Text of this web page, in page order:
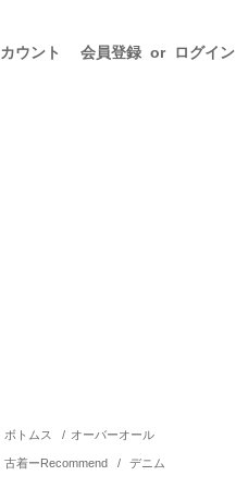
ウント 会員登録 or ログイン
ボトムス / オーバーオール
古着ーRecommend / デニム